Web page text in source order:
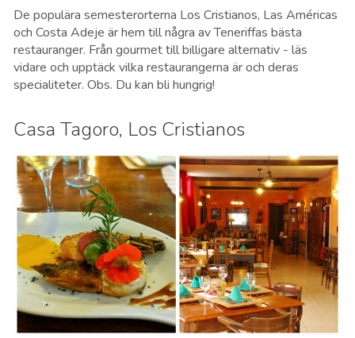
De populära semesterorterna Los Cristianos, Las Américas
och Costa Adeje är hem till några av Teneriffas bästa
restauranger. Från gourmet till billigare alternativ - läs
vidare och upptäck vilka restaurangerna är och deras
specialiteter. Obs. Du kan bli hungrig!
Casa Tagoro, Los Cristianos